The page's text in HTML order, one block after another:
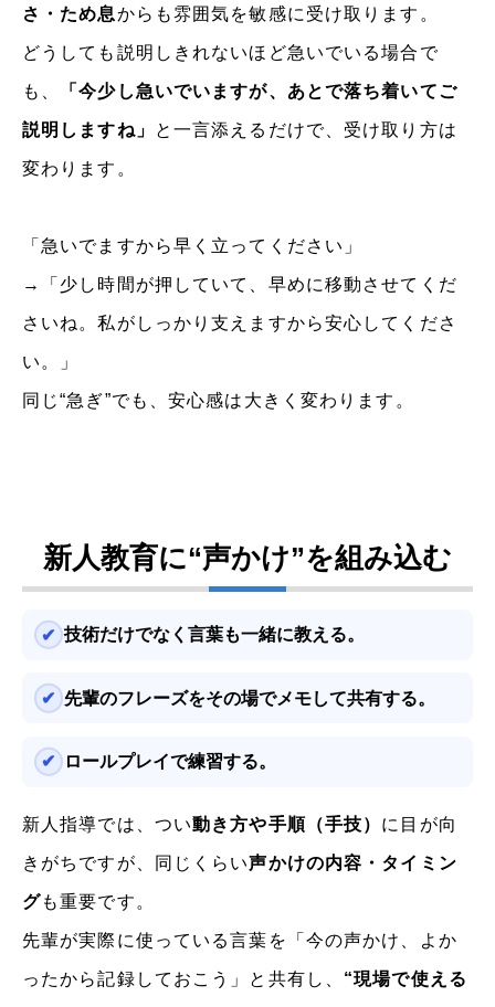
さ・ため息からも雰囲気を敏感に受け取ります。
どうしても説明しきれないほど急いでいる場合で
も、 「今少し急いでいますが、あとで落ち着いてご
説明しますね」 と一言添えるだけで、受け取り方は
変わります。
「急いでますから早く立ってください」
→「少し時間が押していて、早めに移動させてくだ
さいね。私がしっかり支えますから安心してくださ
い。」
同じ“急ぎ”でも、安心感は大きく変わります。
新人教育に“声かけ”を組み込む
技術だけでなく言葉も一緒に教える。
先輩のフレーズをその場でメモして共有する。
ロールプレイで練習する。
新人指導では、つい動き方や手順（手技） に目が向
きがちですが、同じくらい声かけの内容・タイミン
グも重要です。
先輩が実際に使っている言葉を「今の声かけ、よか
ったから記録しておこう」と共有し、 “現場で使える